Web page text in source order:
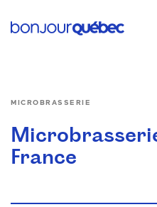
MICROBRASSERIE
France